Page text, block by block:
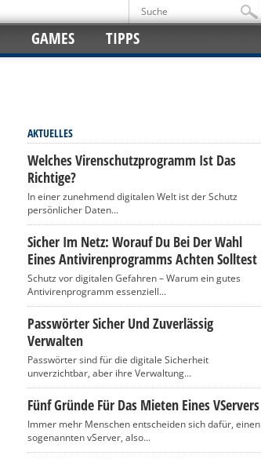
GAMES TIPPS
AKTUELLES
Welches Virenschutzprogramm Ist Das
Richtige?
In einer zunehmend digitalen Welt ist der Schutz
persönlicher Daten...
Sicher Im Netz: Worauf Du Bei Der Wahl
Eines Antivirenprogramms Achten Solltest
Schutz vor digitalen Gefahren – Warum ein gutes
Antivirenprogramm essenziell...
Passwörter Sicher Und Zuverlässig
Verwalten
Passwörter sind für die digitale Sicherheit
unverzichtbar, aber ihre Verwaltung...
Fünf Gründe Für Das Mieten Eines VServers
Immer mehr Menschen entscheiden sich dafür, einen
sogenannten vServer, also...